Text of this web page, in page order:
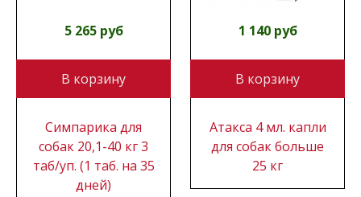
5 265 руб
В корзину
Симпарика для
собак 20,1-40 кг 3
таб/уп. (1 таб. на 35
дней)
1 140 руб
В корзину
Атакса 4 мл. капли
для собак больше
25 кг